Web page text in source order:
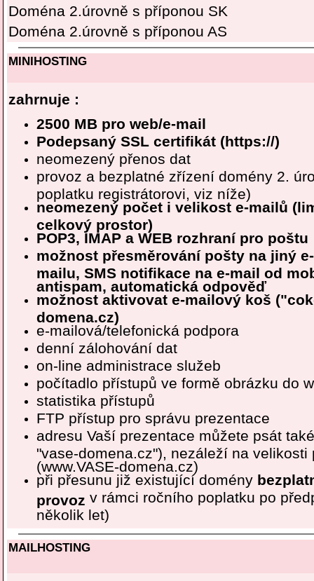
Doména 2.úrovně s příponou SK
Doména 2.úrovně s příponou AS
MINIHOSTING
zahrnuje :
2500 MB pro web/e-mail
Podepsaný SSL certifikát (https://)
neomezený přenos dat
provoz a bezplatné zřízení domény 2.
poplatku registrátorovi, viz níže)
neomezený počet i velikost e-mailů
celkový prostor)
POP3, IMAP a WEB rozhraní pro poštu
možnost přesměrování pošty na jiný
mailu, SMS notifikace na e-mail od
antispam, automatická odpověď
možnost aktivovat e-mailový koš
domena.cz)
e-mailová/telefonická podpora
denní zálohování dat
on-line administrace služeb
počítadlo přístupů ve formě obrázku do
statistika přístupů
FTP přístup pro správu prezentace
adresu Vaší prezentace můžete psát
"vase-domena.cz"), nezáleží na velikosti
(www.VASE-domena.cz)
při přesunu již existující domény
provoz v rámci ročního poplatku po
několik let)
MAILHOSTING